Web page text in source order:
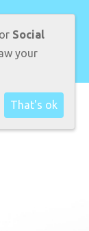
Social
your
That's ok